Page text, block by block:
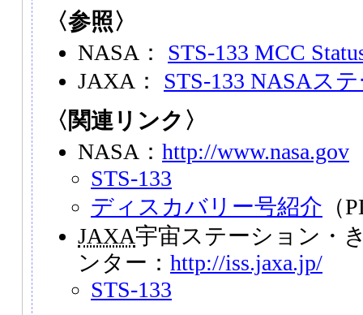
〈参照〉
NASA： STS-133 MCC
JAXA： STS-133 NASAス
〈関連リンク〉
NASA： http://www.nasa.gov
STS-133
ディスカバリー号紹介 （
JAXA宇宙ステーション・
ンター： http://iss.jaxa.jp/
STS-133